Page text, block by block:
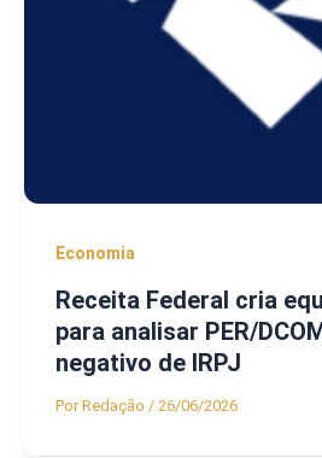
Economia
Receita Federal cria
para analisar PER/
negativo de IRPJ
PorRedação / 26/06/2026